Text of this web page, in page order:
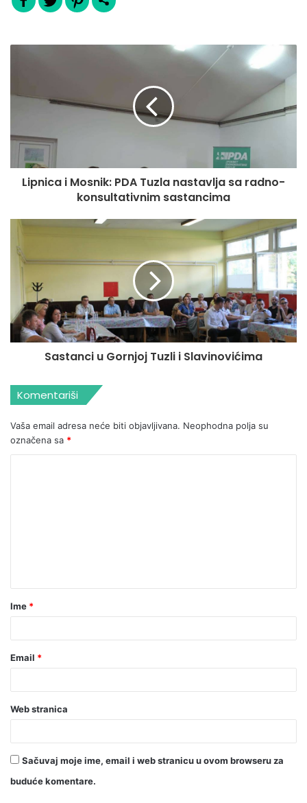
Lipnica i Mosnik: PDA Tuzla nastavlja sa radno-
konsultativnim sastancima
Sastanci u Gornjoj Tuzli i Slavinovićima
Komentariši
Vaša email adresa neće biti objavljivana. Neophodna polja su
označena sa *
Ime *
Email *
Web stranica
Sačuvaj moje ime, email i web stranicu u ovom browseru za
buduće komentare.